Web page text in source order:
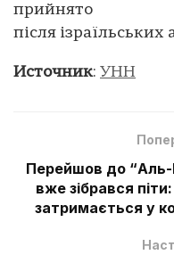
прийнято
після ізраїльських
Источник: УНН
Перейшов до “Аль-
вже зібрався
затримається у